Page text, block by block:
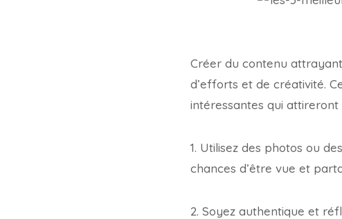
Créer du contenu
d’efforts et de créativité.
intéressantes qui
1. Utilisez des photos ou
chances d’être vue et
2. Soyez authentique et